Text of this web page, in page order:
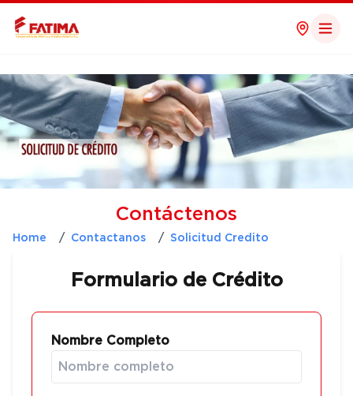
Contáctenos
Home / Contactanos / Solicitud Credito
Formulario de Crédito
Nombre Completo